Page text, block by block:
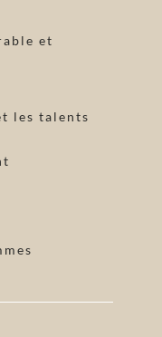
et
les talents